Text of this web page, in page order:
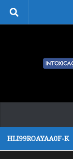
Skip to content
HLI99ROAYAA0F-K